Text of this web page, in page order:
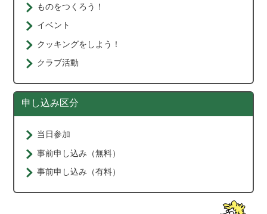
ものをつくろう！
イベント
クッキングをしよう！
クラブ活動
申し込み区分
当日参加
事前申し込み（無料）
事前申し込み（有料）